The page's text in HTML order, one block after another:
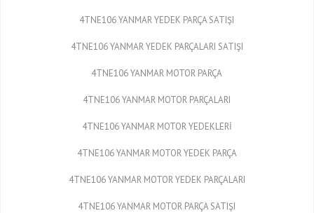
4TNE106 YANMAR YEDEK PARÇA SATIŞI
4TNE106 YANMAR YEDEK PARÇALARI SATIŞI
4TNE106 YANMAR MOTOR PARÇA
4TNE106 YANMAR MOTOR PARÇALARI
4TNE106 YANMAR MOTOR YEDEKLERİ
4TNE106 YANMAR MOTOR YEDEK PARÇA
4TNE106 YANMAR MOTOR YEDEK PARÇALARI
4TNE106 YANMAR MOTOR PARÇA SATIŞI